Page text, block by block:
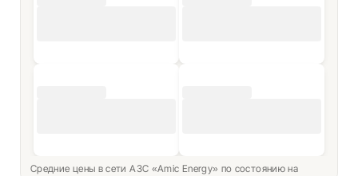
Средние цены в сети АЗС «Amic Energy» по состоянию на